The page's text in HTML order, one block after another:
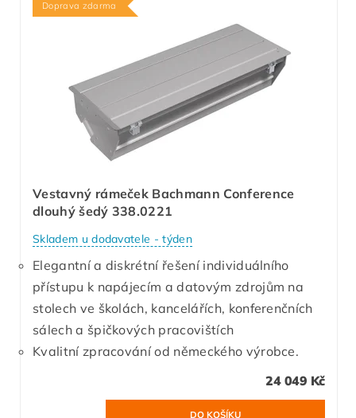
Doprava zdarma
Vestavný rámeček Bachmann Conference
dlouhý šedý 338.0221
Skladem u dodavatele - týden
Elegantní a diskrétní řešení individuálního
přístupu k napájecím a datovým zdrojům na
stolech ve školách, kancelářích, konferenčních
sálech a špičkových pracovištích
Kvalitní zpracování od německého výrobce.
24 049 Kč